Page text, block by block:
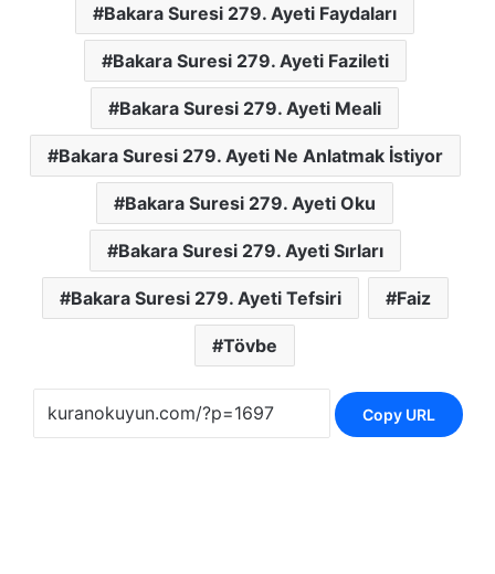
Bakara Suresi 279. Ayeti Faydaları
Bakara Suresi 279. Ayeti Fazileti
Bakara Suresi 279. Ayeti Meali
Bakara Suresi 279. Ayeti Ne Anlatmak İstiyor
Bakara Suresi 279. Ayeti Oku
Bakara Suresi 279. Ayeti Sırları
Bakara Suresi 279. Ayeti Tefsiri Faiz
Tövbe
Copy URL